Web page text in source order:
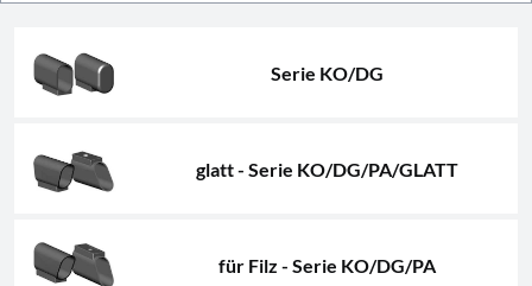
Serie KO/DG
glatt - Serie KO/DG/PA/GLATT
für Filz - Serie KO/DG/PA